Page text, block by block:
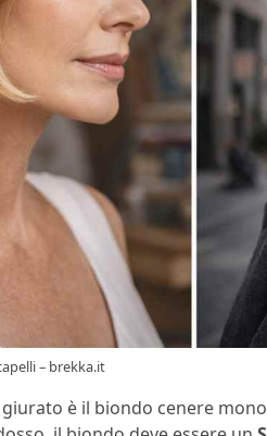
– brekka.it
è il biondo cenere